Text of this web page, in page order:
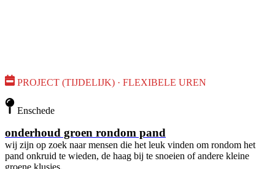
PROJECT (TIJDELIJK) · FLEXIBELE UREN
Enschede
onderhoud groen rondom pand
wij zijn op zoek naar mensen die het leuk vinden om rondom het
pand onkruid te wieden, de haag bij te snoeien of andere kleine
groene klusjes.